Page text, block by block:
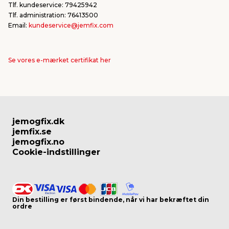
jem & fix
Uanset om du er i gang med et større
byggeprojekt eller blot vil opgradere enkelte
projekt. Køb nemt og billigt – hver dag.
Tlf. kundeservice: 79425942
Tlf. administration: 76413500
Email: kundeservice@jemfix.com
Se vores e-mærket certifikat her
jemogfix.dk
jemfix.se
jemogfix.no
Cookie-indstillinger
Din bestilling er først bindende, når vi har bekræftet din
ordre